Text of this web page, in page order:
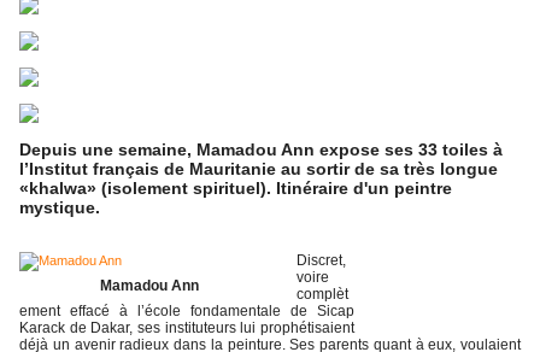
Depuis une semaine, Mamadou Ann expose ses 33 toiles à
l’Institut français de Mauritanie au sortir de sa très longue
«khalwa» (isolement spirituel). Itinéraire d'un peintre
mystique.
Mamadou Ann
Discret,
voire
complèt
ement effacé à l’école fondamentale de Sicap
Karack de Dakar, ses instituteurs lui prophétisaient
déjà un avenir radieux dans la peinture. Ses parents quant à eux, voulaient